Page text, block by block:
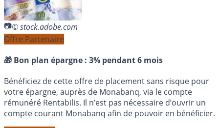
© stock.adobe.com
Offre Partenaire
🎁 Bon plan épargne : 3% pendant 6 mois
Bénéficiez de cette offre de placement sans risque pour
votre épargne, auprès de Monabanq, via le compte
rémunéré Rentabilis. Il n’est pas nécessaire d’ouvrir un
compte courant Monabanq afin de pouvoir en bénéficier.